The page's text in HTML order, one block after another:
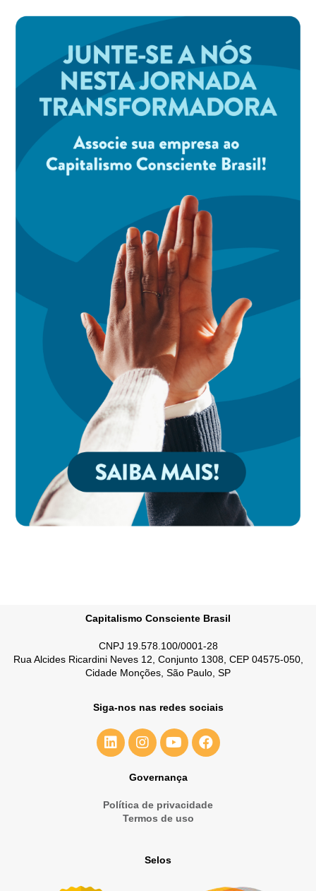
Capitalismo Consciente Brasil
CNPJ 19.578.100/0001-28
Rua Alcides Ricardini Neves 12, Conjunto 1308, CEP 04575-050,
Cidade Monções, São Paulo, SP
Siga-nos nas redes sociais
Governança
Política de privacidade
Termos de uso
Selos